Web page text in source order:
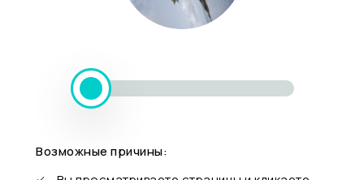
Возможные причины: